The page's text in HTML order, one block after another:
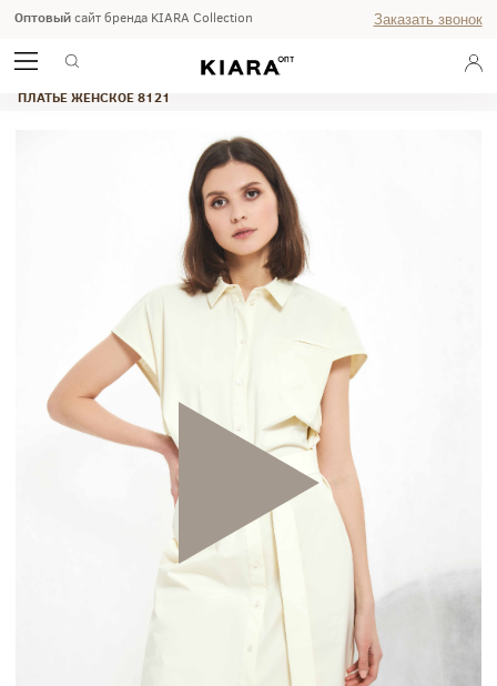
Оптовыйсайт бренда KIARA Collection Заказать звонок
ПЛАТЬЯ ПОВСЕДНЕВНЫЕ
ПЛАТЬЕ ЖЕНСКОЕ 8121